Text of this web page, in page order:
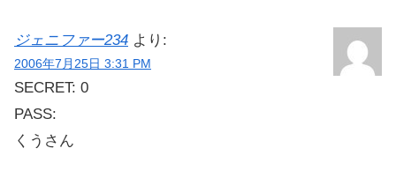
ジェニファー234 より:
2006年7月25日 3:31 PM
SECRET: 0
PASS:
くうさん